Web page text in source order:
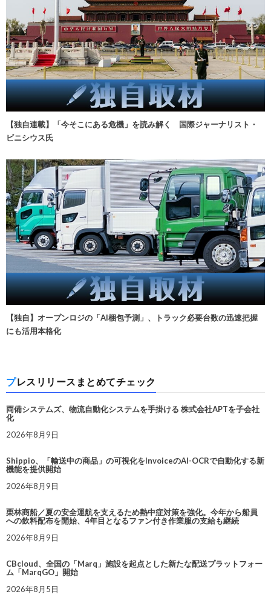
【独自連載】「今そこにある危機」を読み解く 国際ジャーナリスト・
ビニシウス氏
【独自】オープンロジの「AI梱包予測」、トラック必要台数の迅速把握
にも活用本格化
プレスリリースまとめてチェック
両備システムズ、物流自動化システムを手掛ける 株式会社APTを子会社
化
2026年8月9日
Shippio、「輸送中の商品」の可視化をInvoiceのAI-OCRで自動化する新
機能を提供開始
2026年8月9日
栗林商船／夏の安全運航を支えるため熱中症対策を強化。今年から船員
への飲料配布を開始、4年目となるファン付き作業服の支給も継続
2026年8月9日
CBcloud、全国の「Marq」施設を起点とした新たな配送プラットフォー
ム「MarqGO」開始
2026年8月5日